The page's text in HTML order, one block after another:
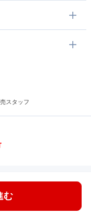
スタッフ
む